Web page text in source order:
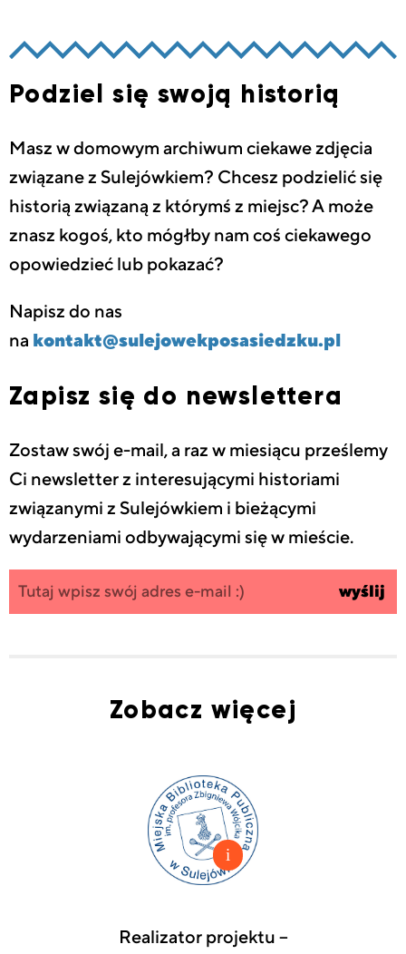
Podziel się swoją historią
Masz w domowym archiwum ciekawe zdjęcia
związane z Sulejówkiem? Chcesz podzielić się
historią związaną z którymś z miejsc? A może
znasz kogoś, kto mógłby nam coś ciekawego
opowiedzieć lub pokazać?
Napisz do nas
na kontakt@sulejowekposasiedzku.pl
Zapisz się do newslettera
Zostaw swój e-mail, a raz w miesiącu prześlemy
Ci newsletter z interesującymi historiami
związanymi z Sulejówkiem i bieżącymi
wydarzeniami odbywającymi się w mieście.
Zapisz się
do
wpisz
swój
wyślij
Zobacz więcej
Realizator projektu –